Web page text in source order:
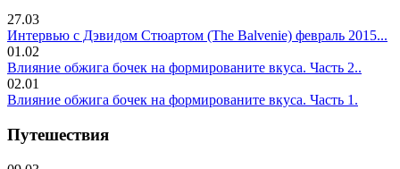
27.03
Интервью с Дэвидом Стюартом (The Balvenie) февраль 2015...
01.02
Влияние обжига бочек на формированите вкуса. Часть 2..
02.01
Влияние обжига бочек на формированите вкуса. Часть 1.
Путешествия